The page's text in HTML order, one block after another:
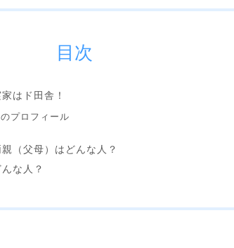
目次
はド田舎！
プロフィール
（父母）はどんな人？
な人？